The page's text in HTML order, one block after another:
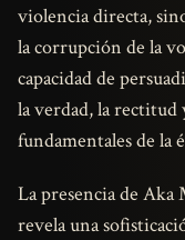
violencia directa,
la corrupción de la
capacidad de
la verdad, la rectitud
fundamentales de la
La presencia de Aka
revela una